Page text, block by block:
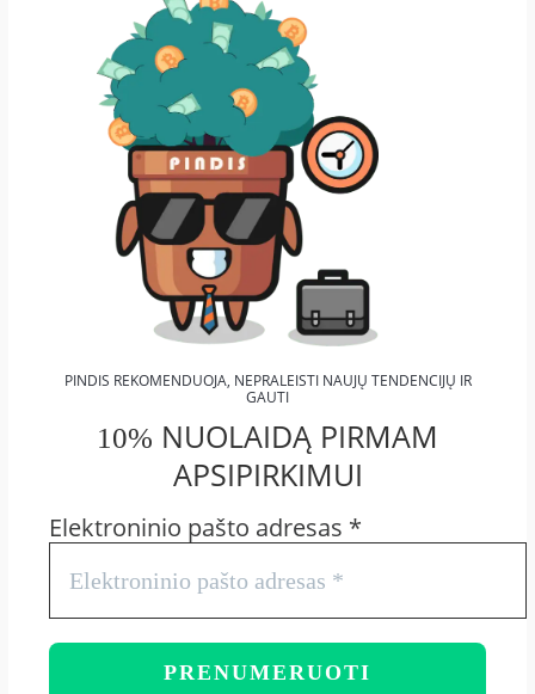
PINDIS REKOMENDUOJA, NEPRALEISTI NAUJŲ TENDENCIJŲ IR
GAUTI
10% NUOLAIDĄ PIRMAM
APSIPIRKIMUI
Elektroninio pašto adresas *